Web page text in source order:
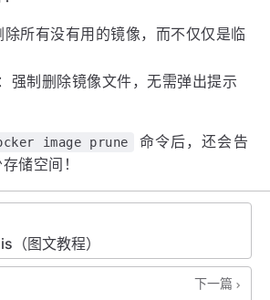
除所有没有用的镜像，而不仅仅是临
：强制删除镜像文件，无需弹出提示
image prune
命令后，还会告
储空间！
（图文教程）
下一篇